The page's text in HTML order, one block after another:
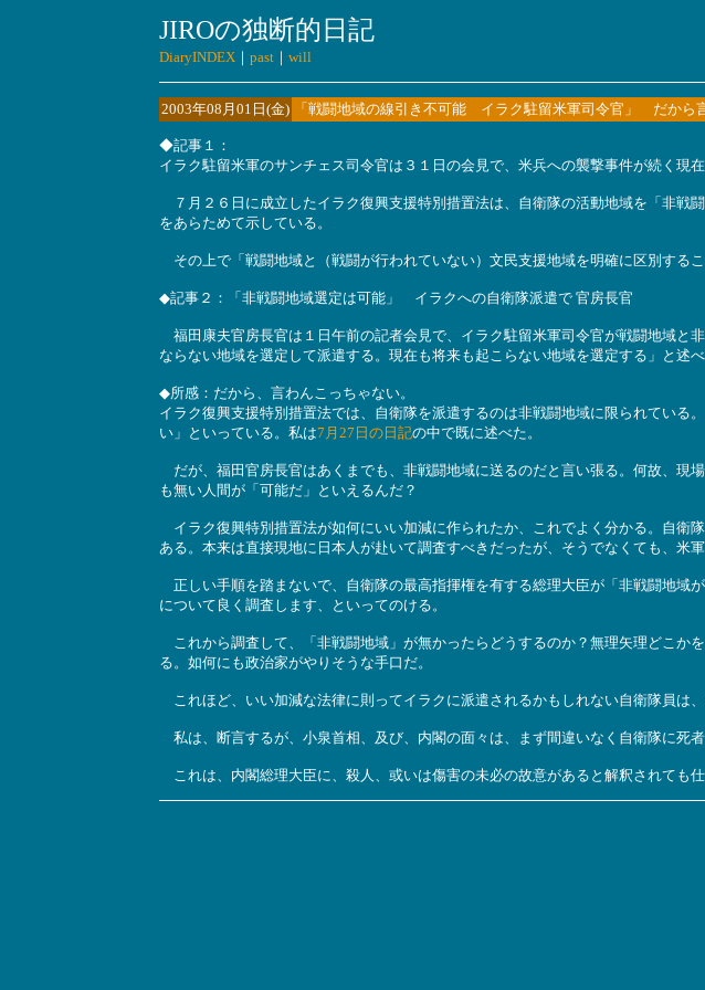
JIROの独断的日記
DiaryINDEX ｜ past ｜ will
2003年08月01日(金) 「戦闘地域の線引き不可能 イラク駐留米軍司令官」 だから
◆記事１：
イラク駐留米軍のサンチェス司令官は３１日の会見で、米兵への襲撃事件が続く現
７月２６日に成立したイラク復興支援特別措置法は、自衛隊の活動地域を「非戦
をあらためて示している。
その上で「戦闘地域と（戦闘が行われていない）文民支援地域を明確に区別する
◆記事２：「非戦闘地域選定は可能」 イラクへの自衛隊派遣で 官房長官
福田康夫官房長官は１日午前の記者会見で、イラク駐留米軍司令官が戦闘地域と
ならない地域を選定して派遣する。現在も将来も起こらない地域を選定する」と述
◆所感：だから、言わんこっちゃない。
イラク復興支援特別措置法では、自衛隊を派遣するのは非戦闘地域に限られてい
い」といっている。私は7月27日の日記の中で既に述べた。
だが、福田官房長官はあくまでも、非戦闘地域に送るのだと言い張る。何故、現
も無い人間が「可能だ」といえるんだ？
イラク復興特別措置法が如何にいい加減に作られたか、これでよく分かる。自衛
ある。本来は直接現地に日本人が赴いて調査すべきだったが、そうでなくても、米
正しい手順を踏まないで、自衛隊の最高指揮権を有する総理大臣が「非戦闘地域
について良く調査します、といってのける。
これから調査して、「非戦闘地域」が無かったらどうするのか？無理矢理どこか
る。如何にも政治家がやりそうな手口だ。
これほど、いい加減な法律に則ってイラクに派遣されるかもしれない自衛隊員は、
私は、断言するが、小泉首相、及び、内閣の面々は、まず間違いなく自衛隊に死
これは、内閣総理大臣に、殺人、或いは傷害の未必の故意があると解釈されても仕